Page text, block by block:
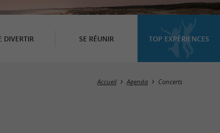
DIVERTIR SE RÉUNIR TOP EXPÉRIENCES
Masquer la carte
Accueil Agenda Concerts